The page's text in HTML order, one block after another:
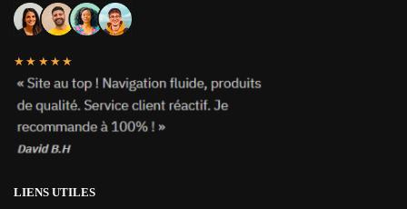
★★★★★
LIENS UTILES